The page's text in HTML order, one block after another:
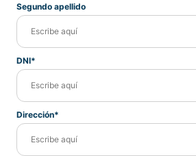
Segundo apellido
DNI*
Dirección*